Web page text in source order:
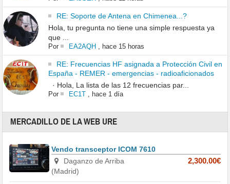
RE: Soporte de Antena en Chimenea...?
Hola, tu pregunta no tiene una simple respuesta ya
que ...
Por EA2AQH , hace 15 horas
RE: Frecuencias HF asignada a Protección Civil en
España - REMER - emergencias - radioaficionados
· Hola, La lista de las 12 frecuencias par...
Por EC1T, hace 1 día
MERCADILLO DE LA WEB URE
Vendo transceptor ICOM 7610
Daganzo de Arriba
(Madrid)
2,300.00€